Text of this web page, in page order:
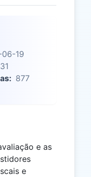
19
877
e as
e